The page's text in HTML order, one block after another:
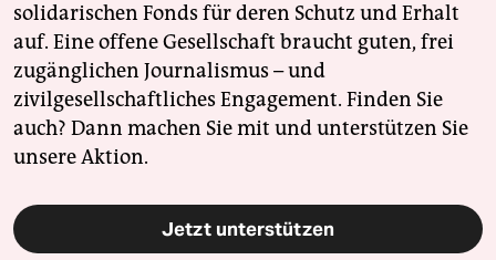
solidarischen Fonds für deren Schutz und Erhalt
auf. Eine offene Gesellschaft braucht guten, frei
zugänglichen Journalismus – und
zivilgesellschaftliches Engagement. Finden Sie
auch? Dann machen Sie mit und unterstützen Sie
unsere Aktion.
Jetzt unterstützen